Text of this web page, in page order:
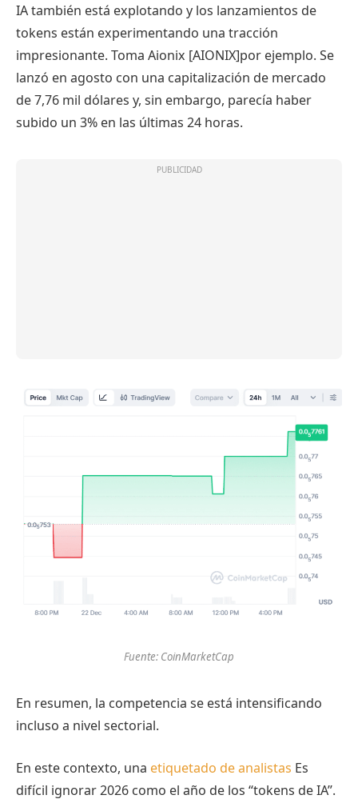
IA también está explotando y los lanzamientos de
tokens están experimentando una tracción
impresionante. Toma Aionix [AIONIX]por ejemplo. Se
lanzó en agosto con una capitalización de mercado
de 7,76 mil dólares y, sin embargo, parecía haber
subido un 3% en las últimas 24 horas.
Fuente: CoinMarketCap
En resumen, la competencia se está intensificando
incluso a nivel sectorial.
En este contexto, una etiquetado de analistas Es
difícil ignorar 2026 como el año de los “tokens de IA”.